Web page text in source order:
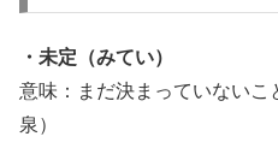
・未定（みてい）
意味：まだ決まっていない
泉）